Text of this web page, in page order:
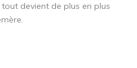
devient de plus en plus